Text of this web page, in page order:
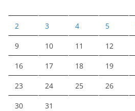
2 3 4 5
9 10 11 12
16 17 18 19
23 24 25 26
30 31